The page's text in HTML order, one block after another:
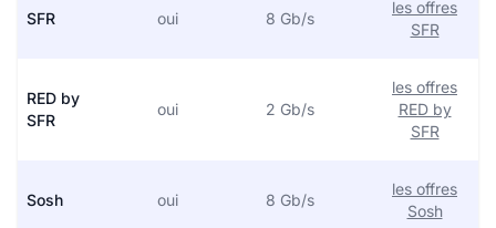
SFR oui 8 Gb/s
les offres
SFR
RED by
SFR
oui 2 Gb/s
les offres
RED by
SFR
Sosh oui 8 Gb/s
les offres
Sosh